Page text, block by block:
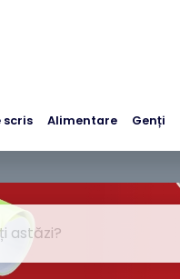
scris Alimentare Genți